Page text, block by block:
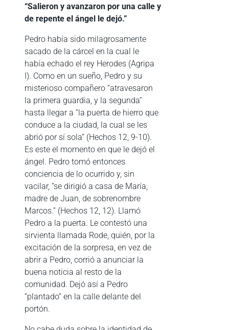
“Salieron y avanzaron por una calle y
de repente el ángel le dejó.”
Pedro había sido milagrosamente
sacado de la cárcel en la cual le
había echado el rey Herodes (Agripa
I). Como en un sueño, Pedro y su
misterioso compañero “atravesaron
la primera guardia, y la segunda”
hasta llegar a “la puerta de hierro que
conduce a la ciudad, la cual se les
abrió por sí sola” (Hechos 12, 9-10).
Es este el momento en que le dejó el
ángel. Pedro tomó entonces
conciencia de lo ocurrido y, sin
vacilar, “se dirigió a casa de María,
madre de Juan, de sobrenombre
Marcos.” (Hechos 12, 12). Llamó
Pedro a la puerta. Le contestó una
sirvienta llamada Rode, quién, por la
excitación de la sorpresa, en vez de
abrir a Pedro, corrió a anunciar la
buena noticia al resto de la
comunidad. Dejó así a Pedro
“plantado” en la calle delante del
portón.